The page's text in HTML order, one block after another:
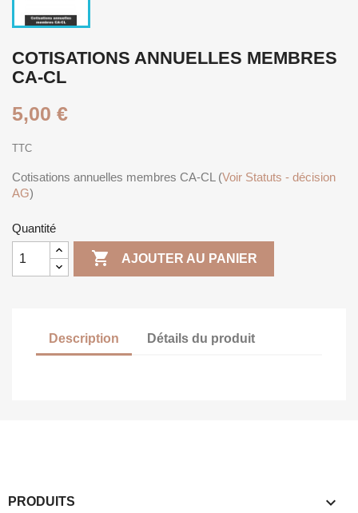
COTISATIONS ANNUELLES MEMBRES
CA-CL
5,00 €
TTC
Cotisations annuelles membres CA-CL (Voir Statuts - décision
AG)
Quantité
 AJOUTER AU PANIER
Description Détails du produit
PRODUITS 